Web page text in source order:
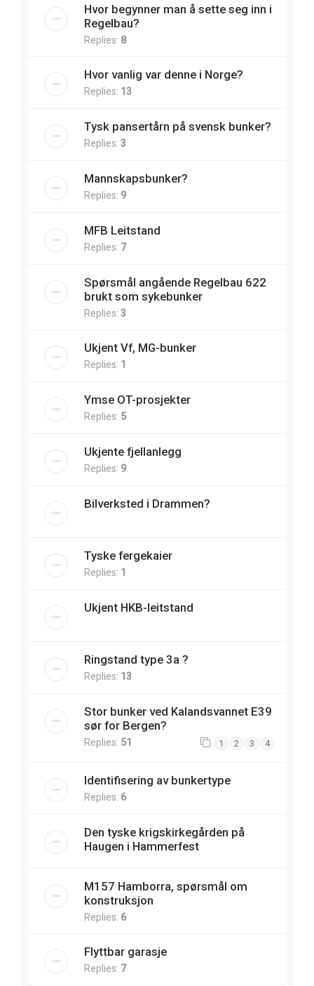
Hvor begynner man å sette seg inn i
Regelbau?
Replies: 8
Hvor vanlig var denne i Norge?
Replies: 13
Tysk pansertårn på svensk bunker?
Replies: 3
Mannskapsbunker?
Replies: 9
MFB Leitstand
Replies: 7
Spørsmål angående Regelbau 622
brukt som sykebunker
Replies: 3
Ukjent Vf, MG-bunker
Replies: 1
Ymse OT-prosjekter
Replies: 5
Ukjente fjellanlegg
Replies: 9
Bilverksted i Drammen?
Tyske fergekaier
Replies: 1
Ukjent HKB-leitstand
Ringstand type 3a ?
Replies: 13
Stor bunker ved Kalandsvannet E39
sør for Bergen?
Replies: 51 1 2 3 4
Identifisering av bunkertype
Replies: 6
Den tyske krigskirkegården på
Haugen i Hammerfest
M157 Hamborra, spørsmål om
konstruksjon
Replies: 6
Flyttbar garasje
Replies: 7